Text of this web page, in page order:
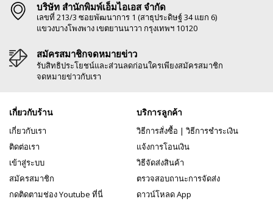
บริษัท สำนักพิมพ์เอ็มไอเอส จำกัด
เลขที่ 213/3 ซอยพัฒนาการ 1 (สาธุประดิษฐ์ 34 แยก 6)
แขวงบางโพงพาง เขตยานนาวา กรุงเทพฯ 10120
สมัครสมาชิกจดหมายข่าว
รับสิทธิประโยชน์และส่วนลดก่อนใครเพียงสมัครสมาชิก
จดหมายข่าวกับเรา
เกี่ยวกับร้าน
เกี่ยวกับเรา
ติดต่อเรา
เข้าสู่ระบบ
สมัครสมาชิก
กดติดตามช่อง Youtube ที่นี่
บริการลูกค้า
วิธีการสั่งซื้อ | วิธีการชำระเงิน
แจ้งการโอนเงิน
วิธีจัดส่งสินค้า
ตรวจสอบถานะการจัดส่ง
ดาวน์โหลด App